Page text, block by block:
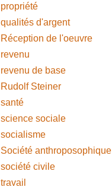
propriété
qualités d'argent
Réception de l'oeuvre
revenu
revenu de base
Rudolf Steiner
santé
science sociale
socialisme
Société anthroposophique
société civile
travail